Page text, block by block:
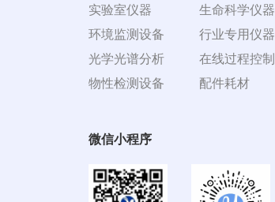
实验室仪器
环境监测设备
光学光谱分析
物性检测设备
生命科学仪器
行业专用仪器
在线过程控制
配件耗材
微信小程序